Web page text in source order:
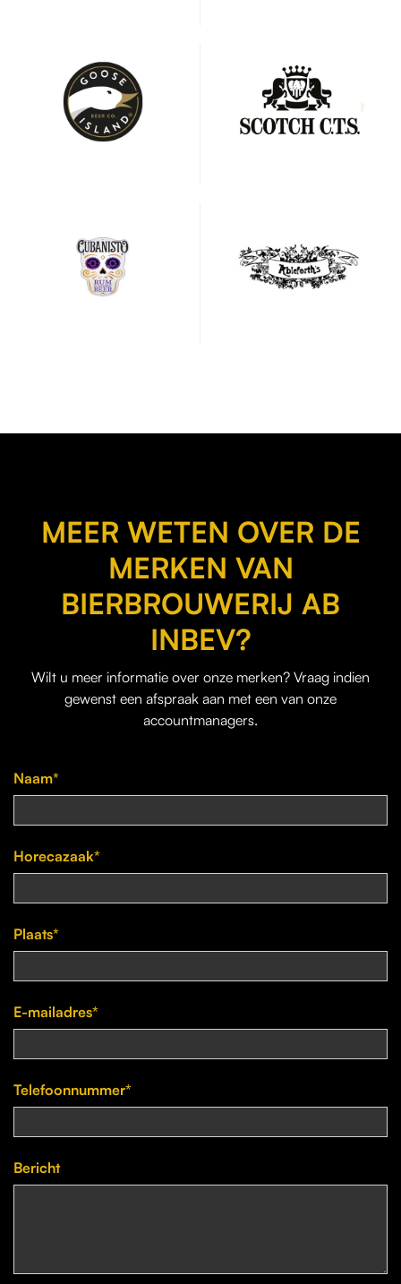
MEER WETEN OVER DE
MERKEN VAN
BIERBROUWERIJ AB
INBEV?
Wilt u meer informatie over onze merken? Vraag indien
gewenst een afspraak aan met een van onze
accountmanagers.
Naam*
Horecazaak*
Plaats*
E-mailadres*
Telefoonnummer*
Bericht